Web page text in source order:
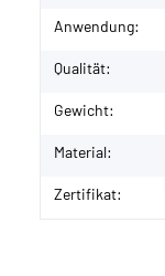
Anwendung:
Qualität:
Gewicht:
Material:
Zertifikat: